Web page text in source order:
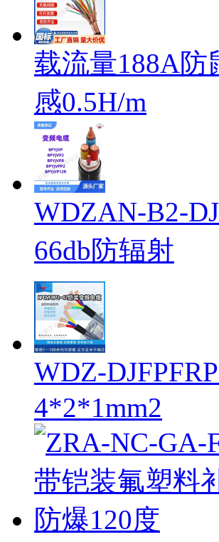
载流量188A防
感0.5H/m
WDZAN-B2-
66db防辐射
WDZ-
4*2*1mm2